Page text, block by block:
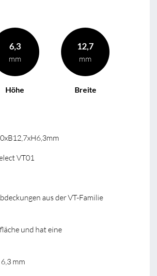
6,3
mm
Höhe
12,7
mm
Breite
VT01
aus der VT-Familie
und hat eine
mm